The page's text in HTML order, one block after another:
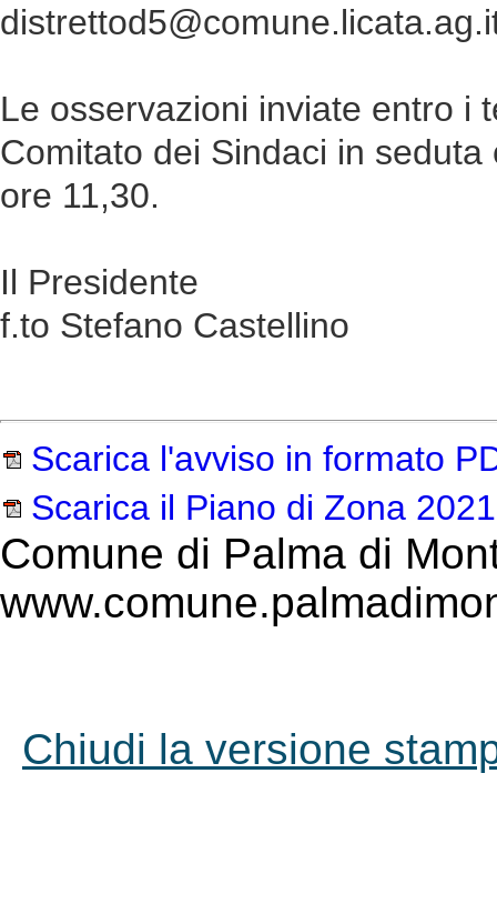
Le osservazioni inviate entro i
Comitato dei Sindaci in
ore 11,30.
Il Presidente
f.to Stefano Castellino
Scarica l'avviso in formato
Scarica il Piano di Zona 2021
Comune di Palma di
Chiudi la versione